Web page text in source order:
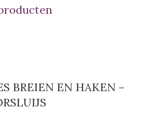
BREIEN EN HAKEN –